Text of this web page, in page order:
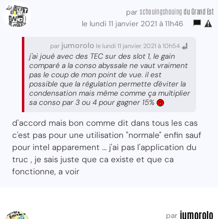
parschouingshouing du Grand Est
le lundi 11 janvier 2021 à 11h46
par jumorolo le lundi 11 janvier 2021 à 10h54
j'ai joué avec des TEC sur des slot 1, le gain
comparé a la conso abyssale ne vaut vraiment
pas le coup de mon point de vue. il est
possible que la régulation permette d'éviter la
condensation mais même comme ça multiplier
sa conso par 3 ou 4 pour gagner 15%
d'accord mais bon comme dit dans tous les cas
c'est pas pour une utilisation "normale" enfin sauf
pour intel apparement ... j'ai pas l'application du
truc , je sais juste que ca existe et que ca
fonctionne, a voir
par jumorolo